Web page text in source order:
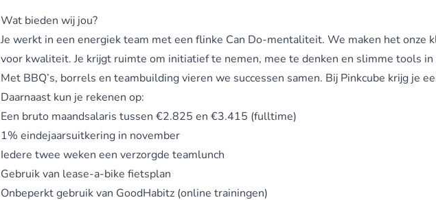
Wat bieden wij jou?
Je werkt in een energiek team met een flinke Can Do-mentaliteit. We maken het onze
voor kwaliteit. Je krijgt ruimte om initiatief te nemen, mee te denken en slimme tools
Met BBQ’s, borrels en teambuilding vieren we successen samen. Bij Pinkcube krijg je
Daarnaast kun je rekenen op:
Een bruto maandsalaris tussen €2.825 en €3.415 (fulltime)
1% eindejaarsuitkering in november
Iedere twee weken een verzorgde teamlunch
Gebruik van lease-a-bike fietsplan
Onbeperkt gebruik van GoodHabitz (online trainingen)